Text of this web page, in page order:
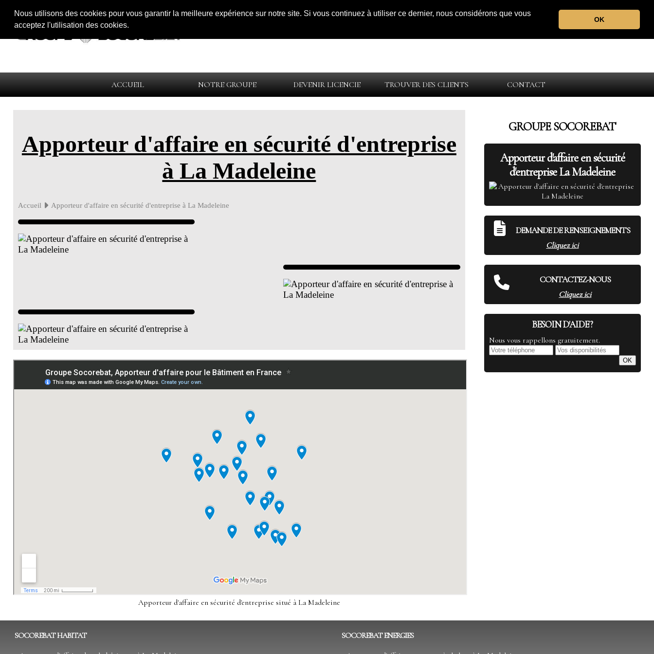
Nous utilisons des cookies pour vous garantir la meilleure expérience sur notre site. Si vous continuez à utiliser ce dernier, nous considérons que vous
acceptez l'utilisation des cookies.
OK
ACCUEIL NOTRE GROUPE DEVENIR LICENCIE TROUVER DES CLIENTS CONTACT
Apporteur d'affaire en sécurité d'entreprise
à La Madeleine
Accueil Apporteur d'affaire en sécurité d'entreprise à La Madeleine
Apporteur d'affaire en sécurité d'entreprise situé à La Madeleine
Apporteur d'affaire en sécurité d'entreprise situé à Marseille
Apporteur d'affaire en sécurité d'entreprise situé à Nice
GROUPE SOCOREBAT
Apporteur d'affaire en sécurité
d'entreprise La Madeleine
DEMANDE DE RENSEIGNEMENTS
Cliquez ici
CONTACTEZ-NOUS
Cliquez ici
BESOIN D'AIDE ?
Nous vous rappellons gratuitement.
SOCOREBAT HABITAT SOCOREBAT ENERGIES